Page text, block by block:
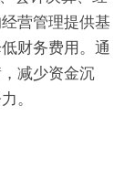
营管理提供基
财务费用。通
减少资金沉
。